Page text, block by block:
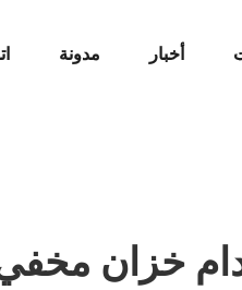
أخبار مدونة
خزان